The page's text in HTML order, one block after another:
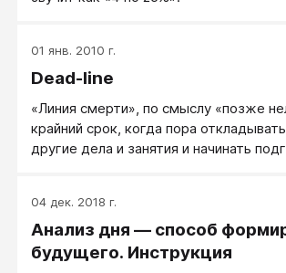
01 янв. 2010 г.
Dead-line
«Линия смерти», по смыслу «позже
крайний срок, когда пора
другие дела и занятия и начинать
04 дек. 2018 г.
Анализ дня — способ
будущего. Инструкция